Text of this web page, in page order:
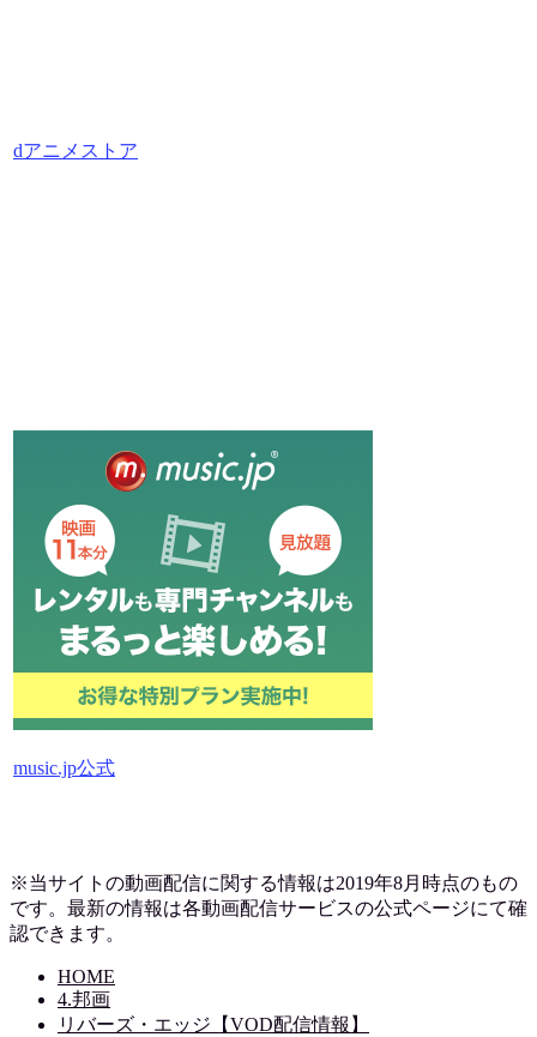
dアニメストア
music.jp公式
※当サイトの動画配信に関する情報は2019年8月時点のもの
です。最新の情報は各動画配信サービスの公式ページにて確
認できます。
HOME
4.邦画
リバーズ・エッジ【VOD配信情報】